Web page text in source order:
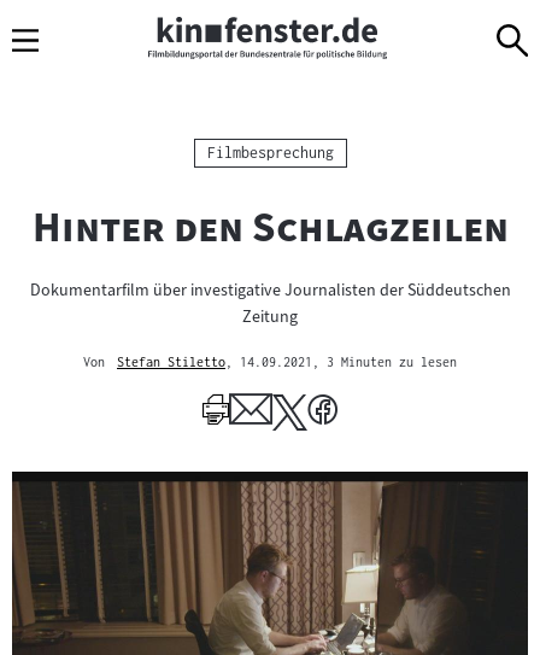
Navigation
zum
zur
Kategorie:
Filmbesprechung
"
Hinter den Schlagzeilen
Dokumentarfilm über investigative Journalisten der Süddeutschen
Zeitung
Von
Stefan Stiletto
Author
, 14.09.2021 , 3 Minuten zu lesen